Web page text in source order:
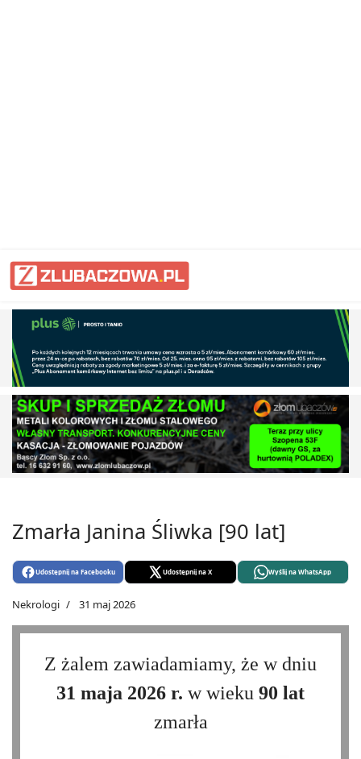
Zmarła Janina Śliwka [90 lat]
Udostępnij na Facebooku Udostępnij na X Wyślij na WhatsApp
Nekrologi 31 maj 2026
Z żalem zawiadamiamy, że w dniu
31 maja 2026 r. w wieku 90 lat
zmarła